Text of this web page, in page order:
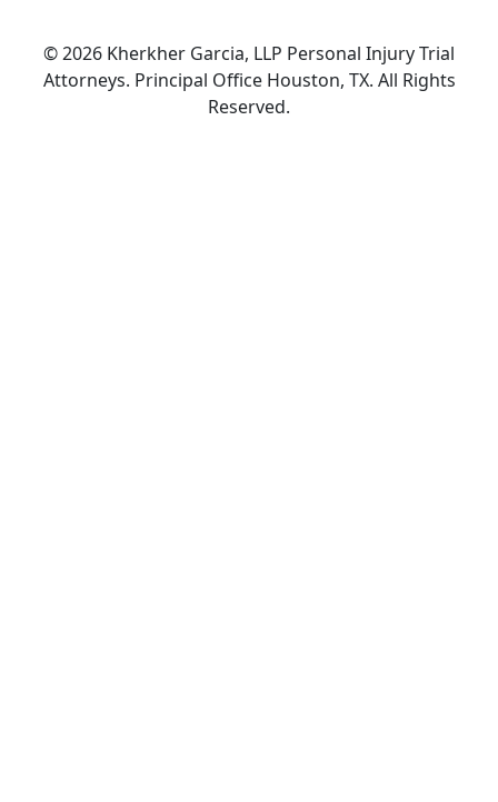
© 2026 Kherkher Garcia, LLP Personal Injury Trial
Attorneys. Principal Office Houston, TX. All Rights
Reserved.